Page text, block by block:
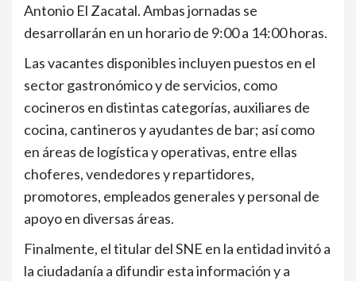
Antonio El Zacatal. Ambas jornadas se
desarrollarán en un horario de 9:00 a 14:00 horas.
Las vacantes disponibles incluyen puestos en el
sector gastronómico y de servicios, como
cocineros en distintas categorías, auxiliares de
cocina, cantineros y ayudantes de bar; así como
en áreas de logística y operativas, entre ellas
choferes, vendedores y repartidores,
promotores, empleados generales y personal de
apoyo en diversas áreas.
Finalmente, el titular del SNE en la entidad invitó a
la ciudadanía a difundir esta información y a